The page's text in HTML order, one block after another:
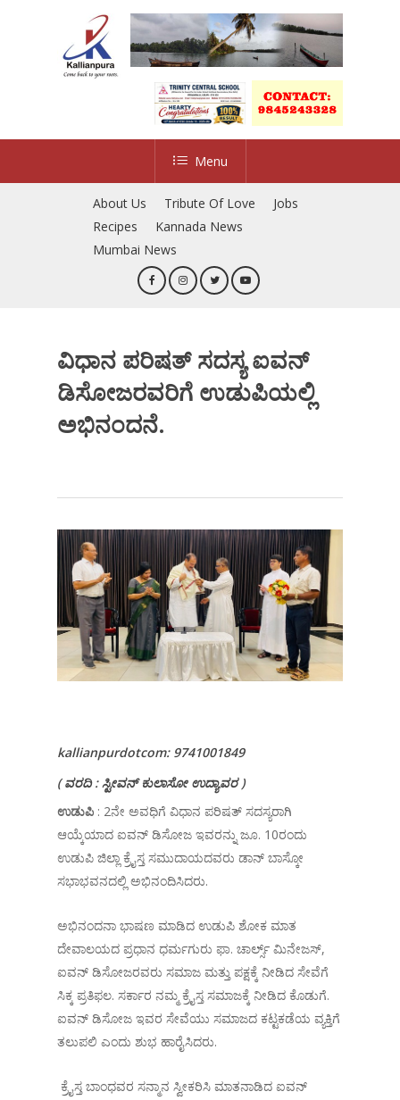
Menu
About Us Tribute Of Love
Jobs
Recipes
Kannada News
Mumbai News
ವಿಧಾನ ಪರಿಷತ್ ಸದಸ್ಯ ಐವನ್
ಡಿಸೋಜರವರಿಗೆ ಉಡುಪಿಯಲ್ಲಿ
ಅಭಿನಂದನೆ.
kallianpurdotcom: 9741001849
( ವರದಿ : ಸ್ಟೀವನ್ ಕುಲಾಸೋ ಉದ್ಯಾವರ )
ಉಡುಪಿ : 2ನೇ ಅವಧಿಗೆ ವಿಧಾನ ಪರಿಷತ್ ಸದಸ್ಯರಾಗಿ
ಆಯ್ಕೆಯಾದ ಐವನ್ ಡಿಸೋಜ ಇವರನ್ನು ಜೂ. 10ರಂದು
ಉಡುಪಿ ಜಿಲ್ಲಾ ಕ್ರೈಸ್ತ ಸಮುದಾಯದವರು ಡಾನ್ ಬಾಸ್ಕೋ
ಸಭಾಭವನದಲ್ಲಿ ಅಭಿನಂದಿಸಿದರು.
ಅಭಿನಂದನಾ ಭಾಷಣ ಮಾಡಿದ ಉಡುಪಿ ಶೋಕ ಮಾತ
ದೇವಾಲಯದ ಪ್ರಧಾನ ಧರ್ಮಗುರು ಫಾ. ಚಾರ್ಲ್ಸ್ ಮಿನೇಜಸ್,
ಐವನ್ ಡಿಸೋಜರವರು ಸಮಾಜ ಮತ್ತು ಪಕ್ಷಕ್ಕೆ ನೀಡಿದ ಸೇವೆಗೆ
ಸಿಕ್ಕ ಪ್ರತಿಫಲ. ಸರ್ಕಾರ ನಮ್ಮ ಕ್ರೈಸ್ತ ಸಮಾಜಕ್ಕೆ ನೀಡಿದ ಕೊಡುಗೆ.
ಐವನ್ ಡಿಸೋಜ ಇವರ ಸೇವೆಯು ಸಮಾಜದ ಕಟ್ಟಕಡೆಯ ವ್ಯಕ್ತಿಗೆ
ತಲುಪಲಿ ಎಂದು ಶುಭ ಹಾರೈಸಿದರು.
ಕ್ರೈಸ್ತ ಬಾಂಧವರ ಸನ್ಮಾನ ಸ್ವೀಕರಿಸಿ ಮಾತನಾಡಿದ ಐವನ್